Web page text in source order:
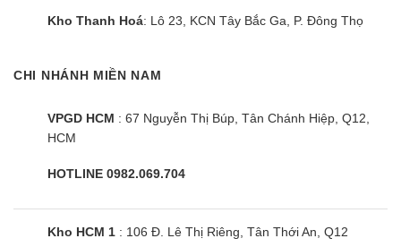
Bếp từ Giovani G-6888 DIH
Kho Thanh Hoá: Lô 23, KCN Tây Bắc Ga, P. Đông Thọ
CHI NHÁNH MIỀN NAM
VPGD HCM : 67 Nguyễn Thị Búp, Tân Chánh Hiệp, Q12,
HCM
HOTLINE 0982.069.704
Kho HCM 1 : 106 Đ. Lê Thị Riêng, Tân Thới An, Q12